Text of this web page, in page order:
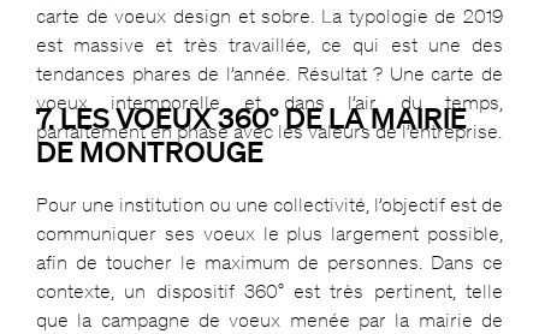
carte de voeux design et sobre. La typologie de 2019
est massive et très travaillée, ce qui est une des
tendances phares de l’année. Résultat ? Une carte de
voeux intemporelle et dans l’air du temps,
parfaitement en phase avec les valeurs de l’entreprise.
7. LES VOEUX 360° DE LA MAIRIE
DE MONTROUGE
Pour une institution ou une collectivité, l’objectif est de
communiquer ses voeux le plus largement possible,
afin de toucher le maximum de personnes. Dans ce
contexte, un dispositif 360° est très pertinent, telle
que la campagne de voeux menée par la mairie de